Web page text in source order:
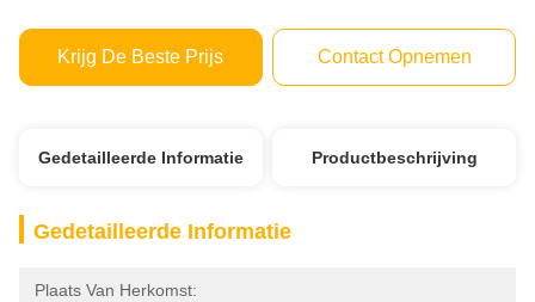
Krijg De Beste Prijs Contact Opnemen
Gedetailleerde Informatie Productbeschrijving
Gedetailleerde Informatie
Plaats Van Herkomst: